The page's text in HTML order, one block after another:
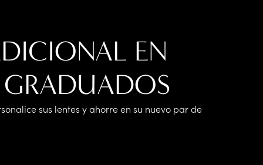
EN
GRADUADOS
sus lentes y ahorre en su nuevo par de